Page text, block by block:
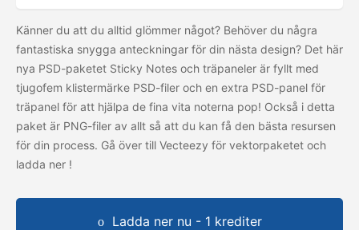
Känner du att du alltid glömmer något? Behöver du några
fantastiska snygga anteckningar för din nästa design? Det här
nya PSD-paketet Sticky Notes och träpaneler är fyllt med
tjugofem klistermärke PSD-filer och en extra PSD-panel för
träpanel för att hjälpa de fina vita noterna pop! Också i detta
paket är PNG-filer av allt så att du kan få den bästa resursen
för din process. Gå över till Vecteezy för vektorpaketet och
ladda ner !
Ladda ner nu - 1 krediter